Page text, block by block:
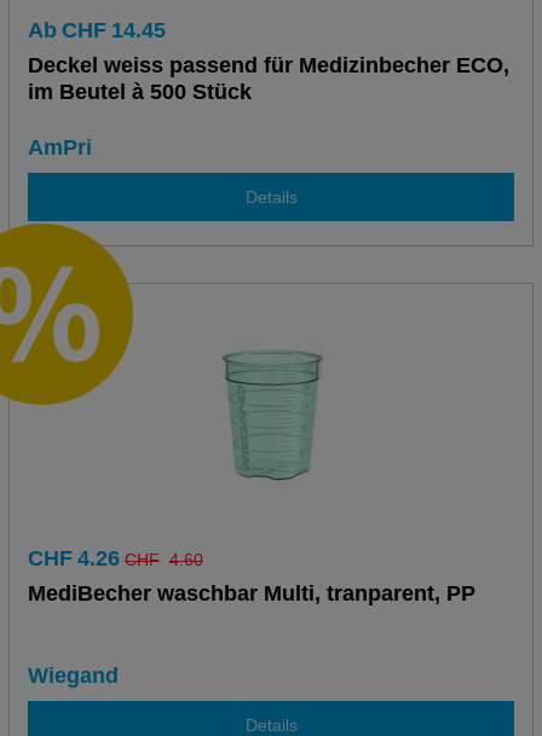
Ab CHF 14.45
Deckel weiss passend für Medizinbecher ECO,
im Beutel à 500 Stück
AmPri
Details
CHF 4.26 CHF 4.60
MediBecher waschbar Multi, tranparent, PP
Wiegand
Details